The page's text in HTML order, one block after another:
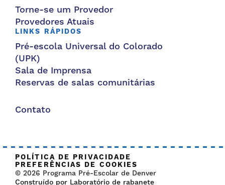
Torne-se um Provedor
Provedores Atuais
LINKS RÁPIDOS
Pré-escola Universal do Colorado
(UPK)
Sala de Imprensa
Reservas de salas comunitárias
Contato
POLÍTICA DE PRIVACIDADE
PREFERÊNCIAS DE COOKIES
© 2026 Programa Pré-Escolar de Denver
Construído por Laboratório de rabanete